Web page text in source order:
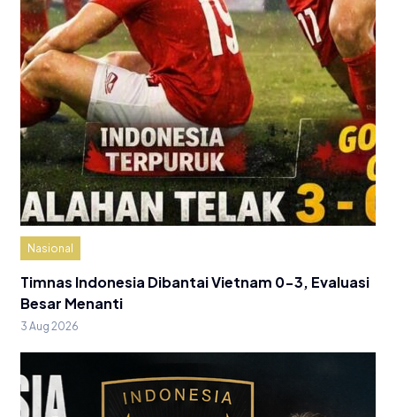
Nasional
Timnas Indonesia Dibantai Vietnam 0-3, Evaluasi
Besar Menanti
3 Aug 2026